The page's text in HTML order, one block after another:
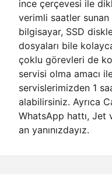
ince çerçevesi ile
verimli saatler
bilgisayar, SSD
dosyaları bile
çoklu görevleri de
servisi olma amacı
servislerimizden 1
alabilirsiniz. Ayrıca
WhatsApp hattı, Jet
an yanınızdayız.